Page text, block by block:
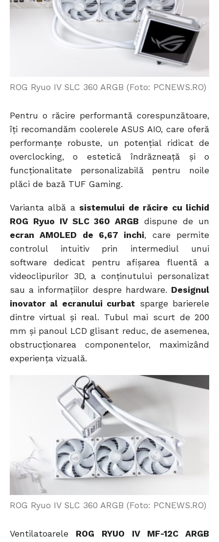
ROG Ryuo IV SLC 360 ARGB (Foto: PCNEWS.RO)
Pentru o răcire performantă corespunzătoare,
îți recomandăm coolerele ASUS AIO, care oferă
performanțe robuste, un potențial ridicat de
overclocking, o estetică îndrăzneață și o
funcționalitate personalizabilă pentru noile
plăci de bază TUF Gaming.
Varianta albă a sistemului de răcire cu lichid
ROG Ryuo IV SLC 360 ARGB dispune de un
ecran AMOLED de 6,67 inchi, care permite
controlul intuitiv prin intermediul unui
software dedicat pentru afișarea fluentă a
videoclipurilor 3D, a conținutului personalizat
sau a informațiilor despre hardware. Designul
inovator al ecranului curbat sparge barierele
dintre virtual și real. Tubul mai scurt de 200
mm și panoul LCD glisant reduc, de asemenea,
obstrucționarea componentelor, maximizând
experiența vizuală.
ROG Ryuo IV SLC 360 ARGB (Foto: PCNEWS.RO)
Ventilatoarele ROG RYUO IV MF-12C ARGB